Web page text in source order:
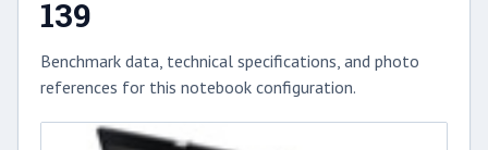
139
Benchmark data, technical specifications, and photo
references for this notebook configuration.